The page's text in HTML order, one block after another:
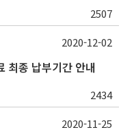
2507
최종 납부기간 안내
2434
2020-12-02
2020-11-25